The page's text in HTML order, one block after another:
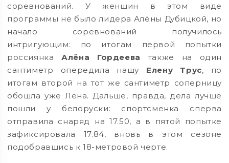
соревнований. У женщин в этом виде
программы не было лидера Алёны Дубицкой, но
начало соревнований получилось
интригующим: по итогам первой попытки
россиянкаАлёна Гордеева
также на один
сантиметр опередила нашу Елену Трус, по
итогам второй на тот же сантиметр соперницу
обошла уже Лена. Дальше, правда, дела лучше
пошли у белоруски: спортсменка сперва
отправила снаряд на 17.50, а в пятой попытке
зафиксировала 17.84, вновь в этом сезоне
подобравшись к 18-метровой черте.